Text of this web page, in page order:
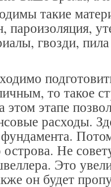
такие
пароизоляция,
гвозди,
то такое
этом этапе
расходы.
фундамента.
Не
Это
он будет